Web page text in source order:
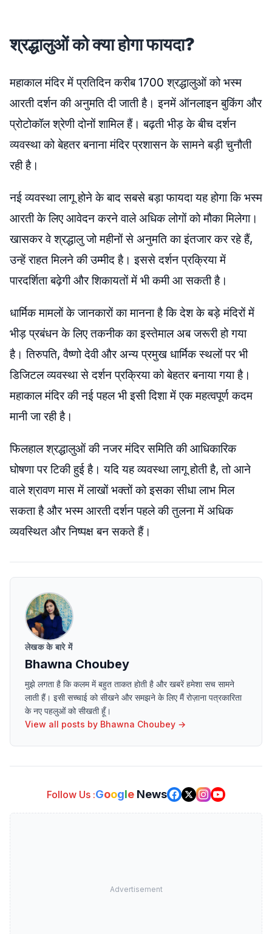
श्रद्धालुओं को क्या होगा फायदा?
महाकाल मंदिर में प्रतिदिन करीब 1700 श्रद्धालुओं को भस्म
आरती दर्शन की अनुमति दी जाती है। इनमें ऑनलाइन बुकिंग और
प्रोटोकॉल श्रेणी दोनों शामिल हैं। बढ़ती भीड़ के बीच दर्शन
व्यवस्था को बेहतर बनाना मंदिर प्रशासन के सामने बड़ी चुनौती
रही है।
नई व्यवस्था लागू होने के बाद सबसे बड़ा फायदा यह होगा कि भस्म
आरती के लिए आवेदन करने वाले अधिक लोगों को मौका मिलेगा।
खासकर वे श्रद्धालु जो महीनों से अनुमति का इंतजार कर रहे हैं,
उन्हें राहत मिलने की उम्मीद है। इससे दर्शन प्रक्रिया में
पारदर्शिता बढ़ेगी और शिकायतों में भी कमी आ सकती है।
धार्मिक मामलों के जानकारों का मानना है कि देश के बड़े मंदिरों में
भीड़ प्रबंधन के लिए तकनीक का इस्तेमाल अब जरूरी हो गया
है। तिरुपति, वैष्णो देवी और अन्य प्रमुख धार्मिक स्थलों पर भी
डिजिटल व्यवस्था से दर्शन प्रक्रिया को बेहतर बनाया गया है।
महाकाल मंदिर की नई पहल भी इसी दिशा में एक महत्वपूर्ण कदम
मानी जा रही है।
फिलहाल श्रद्धालुओं की नजर मंदिर समिति की आधिकारिक
घोषणा पर टिकी हुई है। यदि यह व्यवस्था लागू होती है, तो आने
वाले श्रावण मास में लाखों भक्तों को इसका सीधा लाभ मिल
सकता है और भस्म आरती दर्शन पहले की तुलना में अधिक
व्यवस्थित और निष्पक्ष बन सकते हैं।
लेखक के बारे में
Bhawna Choubey
मुझे लगता है कि कलम में बहुत ताकत होती है और खबरें हमेशा सच सामने
लाती हैं। इसी सच्चाई को सीखने और समझने के लिए मैं रोज़ाना पत्रकारिता
के नए पहलुओं को सीखती हूँ।
View all posts by Bhawna Choubey →
Follow Us :Google News
Advertisement